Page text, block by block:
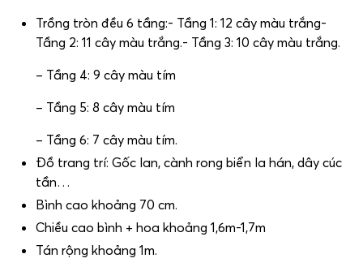
Trồng tròn đều 6 tầng:- Tầng 1: 12 cây màu trắng-
Tầng 2: 11 cây màu trắng.- Tầng 3: 10 cây màu trắng.
– Tầng 4: 9 cây màu tím
– Tầng 5: 8 cây màu tím
– Tầng 6: 7 cây màu tím.
Đồ trang trí: Gốc lan, cành rong biển la hán, dây cúc
tần…
Bình cao khoảng 70 cm.
Chiều cao bình + hoa khoảng 1,6m-1,7m
Tán rộng khoảng 1m.